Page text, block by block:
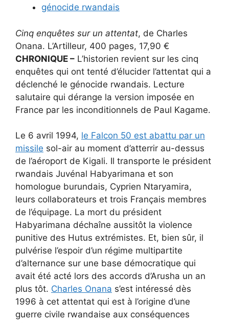
génocide rwandais
Cinq enquêtes sur un attentat, de Charles
Onana. L’Artilleur, 400 pages, 17,90 €
CHRONIQUE – L’historien revient sur les cinq
enquêtes qui ont tenté d’élucider l’attentat qui a
déclenché le génocide rwandais. Lecture
salutaire qui dérange la version imposée en
France par les inconditionnels de Paul Kagame.
Le 6 avril 1994, le Falcon 50 est abattu par un
missile sol-air au moment d’atterrir au-dessus
de l’aéroport de Kigali. Il transporte le président
rwandais Juvénal Habyarimana et son
homologue burundais, Cyprien Ntaryamira,
leurs collaborateurs et trois Français membres
de l’équipage. La mort du président
Habyarimana déchaîne aussitôt la violence
punitive des Hutus extrémistes. Et, bien sûr, il
pulvérise l’espoir d’un régime multipartite
d’alternance sur une base démocratique qui
avait été acté lors des accords d’Arusha un an
plus tôt. Charles Onana s’est intéressé dès
1996 à cet attentat qui est à l’origine d’une
guerre civile rwandaise aux conséquences